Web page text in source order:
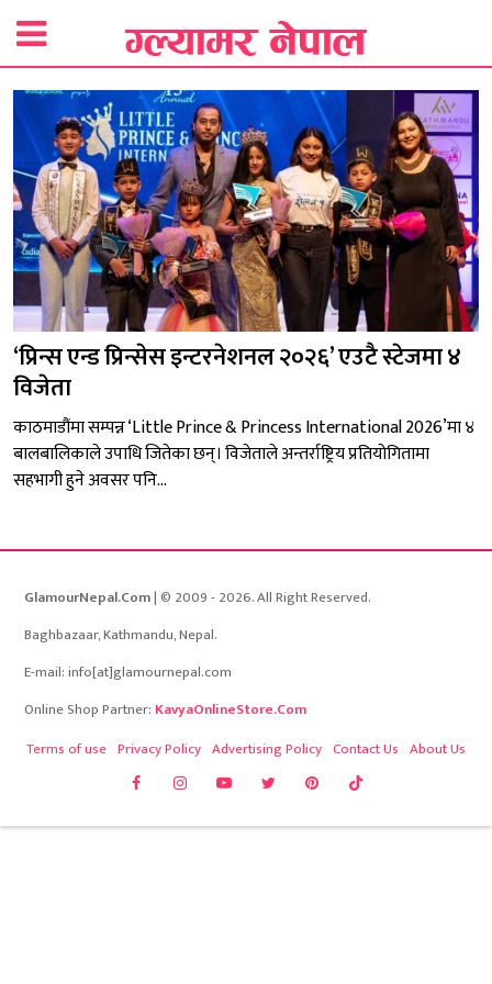
‘प्रिन्स एन्ड प्रिन्सेस इन्टरनेशनल २०२६’ एउटै स्टेजमा ४
विजेता
काठमाडौंमा सम्पन्न ‘Little Prince & Princess International 2026’मा ४
बालबालिकाले उपाधि जितेका छन्। विजेताले अन्तर्राष्ट्रिय प्रतियोगितामा
सहभागी हुने अवसर पनि...
GlamourNepal.Com| © 2009 - 2026. All Right Reserved.
Baghbazaar, Kathmandu, Nepal.
E-mail: info[at]glamournepal.com
Online Shop Partner: KavyaOnlineStore.Com
Terms of use Privacy Policy Advertising Policy Contact Us About Us